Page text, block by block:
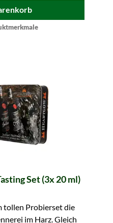
Set (3x 20 ml)
tollen Probierset die
im Harz. Gleich